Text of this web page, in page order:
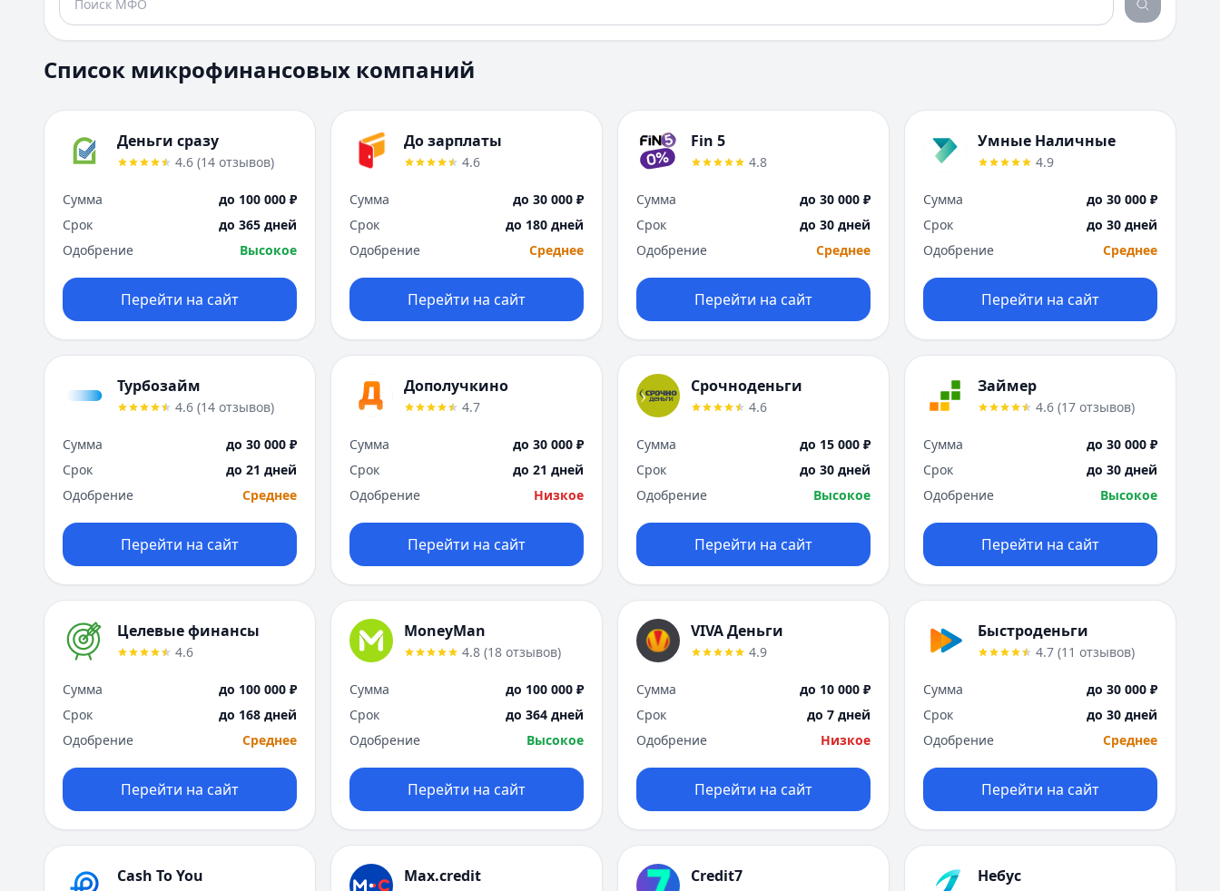
Екатеринбург
К
Казань
Курск
Липецк
М
Магнитогорск
Махачкала
Набережные Челны
Нижний Новгород
О
Оренбург
Пенза
Пермь
Ростов-на-Дону
Самара
Санкт-Петербург
Саратов
Сургут
Список микрофинансовых компаний
Деньги сразу
4.6 (14 отзывов)
Сумма
до 100 000 ₽
Срок
до 365 дней
Одобрение
Высокое
Перейти на сайт
До зарплаты
4.6
Сумма
до 30 000 ₽
Срок
до 180 дней
Одобрение
Среднее
Перейти на сайт
Fin 5
4.8
Сумма
до 30 000 ₽
Срок
до 30 дней
Одобрение
Среднее
Перейти на сайт
Умные Наличные
4.9
Сумма
до 30 000 ₽
Срок
до 30 дней
Одобрение
Среднее
Перейти на сайт
Турбозайм
4.6 (14 отзывов)
Сумма
до 30 000 ₽
Срок
до 21 дней
Одобрение
Среднее
Перейти на сайт
Дополучкино
4.7
Сумма
до 30 000 ₽
Срок
до 21 дней
Одобрение
Низкое
Перейти на сайт
Срочноденьги
4.6
Сумма
до 15 000 ₽
Срок
до 30 дней
Одобрение
Высокое
Перейти на сайт
Займер
4.6 (17 отзывов)
Сумма
до 30 000 ₽
Срок
до 30 дней
Одобрение
Высокое
Перейти на сайт
Целевые финансы
4.6
Сумма
до 100 000 ₽
Срок
до 168 дней
Одобрение
Среднее
Перейти на сайт
MoneyMan
4.8 (18 отзывов)
Сумма
до 100 000 ₽
Срок
до 364 дней
Одобрение
Высокое
Перейти на сайт
VIVA Деньги
4.9
Сумма
до 10 000 ₽
Срок
до 7 дней
Одобрение
Низкое
Перейти на сайт
Быстроденьги
4.7 (11 отзывов)
Сумма
до 30 000 ₽
Срок
до 30 дней
Одобрение
Среднее
Перейти на сайт
Cash To You Max.credit Credit7 Небус